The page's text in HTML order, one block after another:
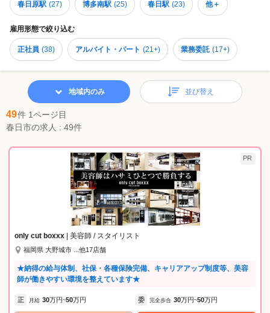
春日原駅 (27) 博多南駅 (25) 春日駅 (23) 他＋
雇用形態で絞り込む
正社員 (38) アルバイト・パート (21+) 業務委託 (17+)
49件 1ページ目
春日市の求人 : 49件
地域内のみ 並び替え
PR
only cut boxxx | 美容師 / スタイリスト
福岡県 大野城市 ...他17店舗
★納得の給与体制、社保・各種保険完備、キャリアアップ制度等、美容
師が働きやすい環境を整えています★
正 月給 30万円~50万円 委 完全歩合 30万円~50万円